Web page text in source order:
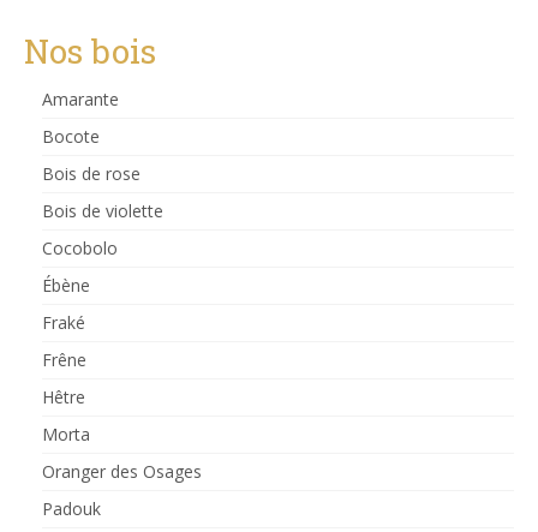
Nos bois
Amarante
Bocote
Bois de rose
Bois de violette
Cocobolo
Ébène
Fraké
Frêne
Hêtre
Morta
Oranger des Osages
Padouk